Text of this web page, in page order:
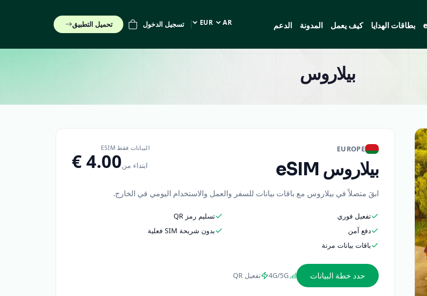
بطاقات الهدايا كيف يعمل المدونة الدعم اللغة EUR (€) تسجيل الدخول تحميل التطبيق
بيلاروس
EUROPE
بيلاروس
البيانات فقط ESIM
ابتداء من
ابقَ متصلاً في بيلاروس مع باقات بيانات للسفر والعمل والاستخدام اليومي في الخارج.
تفعيل فوري
تسليم رمز QR
دفع آمن
بدون شريحة SIM فعلية
باقات بيانات مرنة
حدد خطة البيانات 4G/5G تفعيل QR